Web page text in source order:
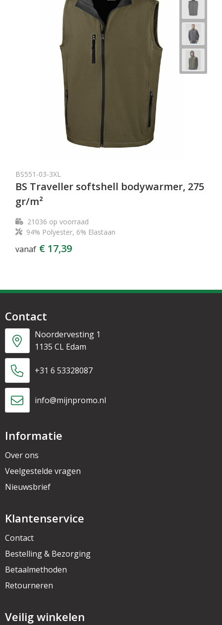
BS551-03-3XL
BS Traveller softshell bodywarmer, 275
gr/m²
21036 op voorraad
94% Polyester, 6% Elastaan
vanaf € 17,39
Contact
Noordervesting 1
1135 CL Edam
+31 6 53328087
info@mijnpromo.nl
Informatie
Over ons
Veelgestelde vragen
Nieuwsbrief
Klantenservice
Contact
Bestelling & Bezorging
Betaalmethoden
Retourneren
Veilig winkelen